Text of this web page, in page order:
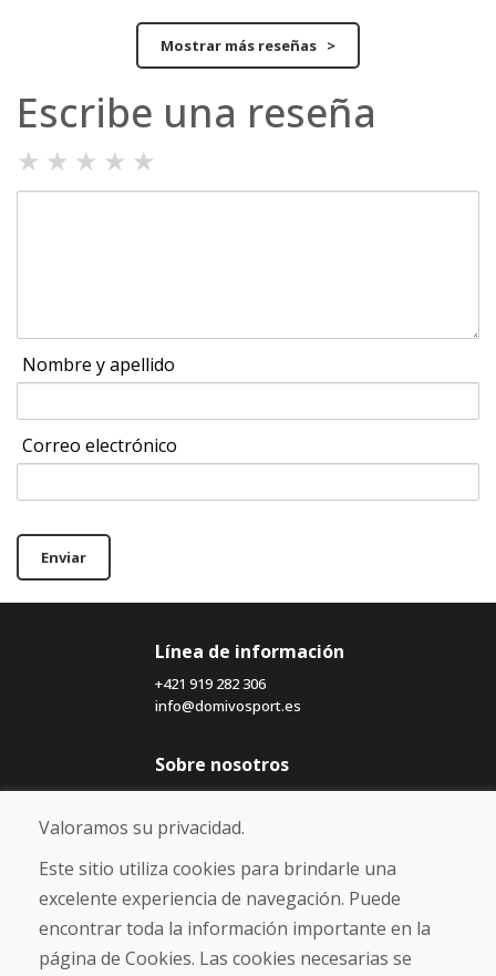
Mostrar más reseñas >
Escribe una reseña
★ ★ ★ ★ ★
Nombre y apellido
Correo electrónico
Enviar
Línea de información
+421 919 282 306
info@domivosport.es
Sobre nosotros
Blog
Sobre nosotros
Comercio
Contacto
Compra
Tienda electrónica
Valoramos su privacidad.
Este sitio utiliza cookies para brindarle una
excelente experiencia de navegación. Puede
encontrar toda la información importante en la
página de Cookies. Las cookies necesarias se